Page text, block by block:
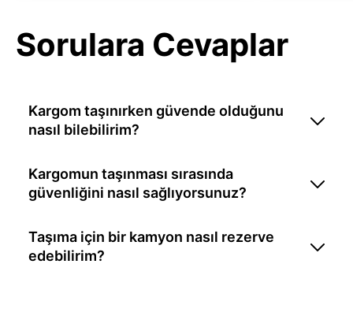
Sorulara Cevaplar
Kargom taşınırken güvende olduğunu
nasıl bilebilirim?
Kargomun taşınması sırasında
güvenliğini nasıl sağlıyorsunuz?
Taşıma için bir kamyon nasıl rezerve
edebilirim?